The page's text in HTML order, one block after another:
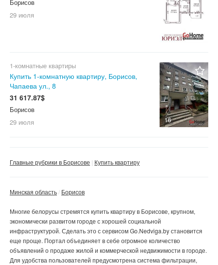
Борисов
29 июля
16
1-комнатные квартиры
Купить 1-комнатную квартиру, Борисов,
Чапаева ул., 8
31 617.87$
Борисов
29 июля
Главные рубрики в Борисове Купить квартиру
Минская область Борисов
Многие белорусы стремятся купить квартиру в Борисове, крупном,
экономически развитом городе с хорошей социальной
инфраструктурой. Сделать это с сервисом Go.Nedviga.by становится
еще проще. Портал объединяет в себе огромное количество
объявлений о продаже жилой и коммерческой недвижимости в городе.
Для удобства пользователей предусмотрена система фильтрации,